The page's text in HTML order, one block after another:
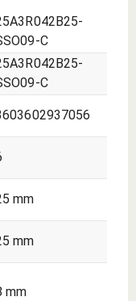
C
C
mm
mm
mm